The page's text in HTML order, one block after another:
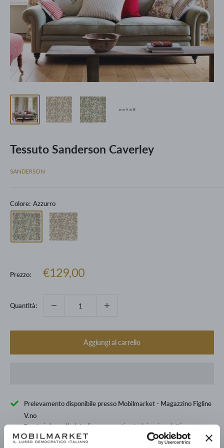
Tessuto Sanderson Caverley
SANDERSON
Colore: Azzurro
Prezzo:
Prezzo
€129,00
Quantità:
Aggiungi al carrello
Prelevamento disponibile presso Mobilmarket - Magazzino Figline
V.no
Pronto in base alla data di consegna stimata dei vari prodotti.
Informazioni sul negozio